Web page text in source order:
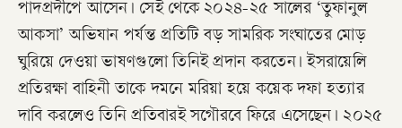
পাদপ্রদীপে আসেন। সেই থেকে ২০২৪-২৫ সালের ‘তুফানুল
আকসা’ অভিযান পর্যন্ত প্রতিটি বড় সামরিক সংঘাতের মোড়
ঘুরিয়ে দেওয়া ভাষণগুলো তিনিই প্রদান করতেন। ইসরায়েলি
প্রতিরক্ষা বাহিনী তাকে দমনে মরিয়া হয়ে কয়েক দফা হত্যার
দাবি করলেও তিনি প্রতিবারই সগৌরবে ফিরে এসেছেন। ২০২৫